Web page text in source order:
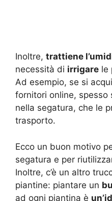
Inoltre, trattiene
necessità di irrigare le
Ad esempio, se si
fornitori online, spesso
nella segatura, che le
trasporto.
Ecco un buon motivo
segatura e per
Inoltre, c’è un altro
piantine: piantare un
ad ogni piantina è